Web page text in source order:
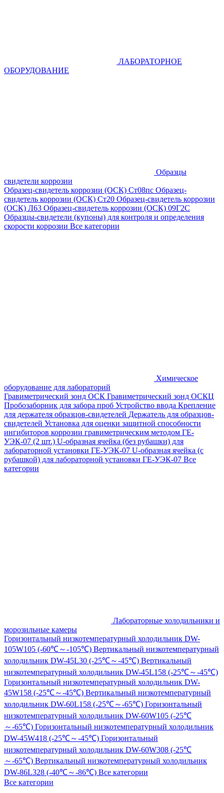
ЛАБОРАТОРНОЕ
ОБОРУДОВАНИЕ
Образцы
свидетели коррозии
Образец-свидетель коррозии (ОСК) Ст08пс Образец-
свидетель коррозии (ОСК) Ст20 Образец-свидетель коррозии
(ОСК) Л63 Образец-свидетель коррозии (ОСК) 09Г2С
Образцы-свидетели (купоны) для контроля и определения
скорости коррозии Все категории
Химическое
оборудование для лабораторий
Гравиметрический зонд ОСК Гравиметрический зонд ОСКЦ
Пробозаборник для забора проб Устройство ввода Крепление
для держателя образцов-свидетелей Держатель для образцов-
свидетелей Установка для оценки защитной способности
ингибиторов коррозии гравиметрическим методом ГЕ-
УЭК-07 (2 шт.) U-образная ячейка (без рубашки) для
лабораторной установки ГЕ-УЭК-07 U-образная ячейка (с
рубашкой) для лабораторной установки ГЕ-УЭК-07 Все
категории
Лабораторные холодильники и
морозильные камеры
Горизонтальный низкотемпературный холодильник DW-
105W105 (-60℃～-105℃) Вертикальный низкотемпературный
холодильник DW-45L30 (-25℃～-45℃) Вертикальный
низкотемпературный холодильник DW-45L158 (-25℃～-45℃)
Горизонтальный низкотемпературный холодильник DW-
45W158 (-25℃～-45℃) Вертикальный низкотемпературный
холодильник DW-60L158 (-25℃～-65℃) Горизонтальный
низкотемпературный холодильник DW-60W105 (-25℃
～-65℃) Горизонтальный низкотемпературный холодильник
DW-45W418 (-25℃～-45℃) Горизонтальный
низкотемпературный холодильник DW-60W308 (-25℃
～-65℃) Вертикальный низкотемпературный холодильник
DW-86L328 (-40℃～-86℃) Все категории
Все категории